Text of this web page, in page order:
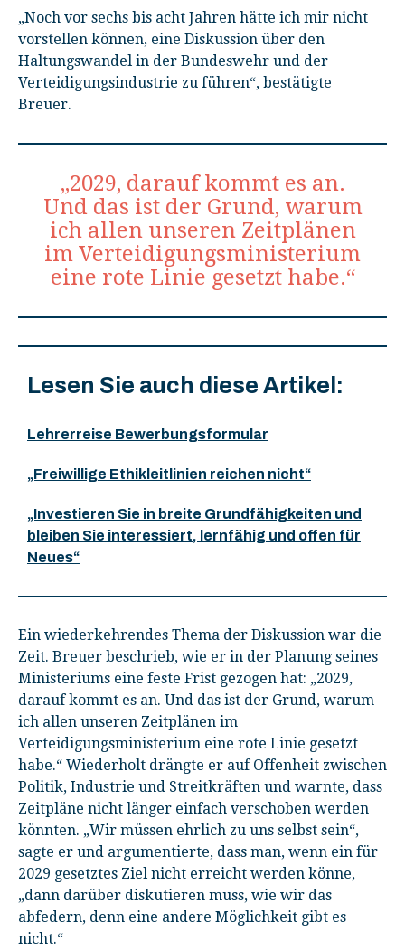
„Noch vor sechs bis acht Jahren hätte ich mir nicht
vorstellen können, eine Diskussion über den
Haltungswandel in der Bundeswehr und der
Verteidigungsindustrie zu führen“, bestätigte
Breuer.
„2029, darauf kommt es an.
Und das ist der Grund, warum
ich allen unseren Zeitplänen
im Verteidigungsministerium
eine rote Linie gesetzt habe.“
Lesen Sie auch diese Artikel:
Lehrerreise Bewerbungsformular
„Freiwillige Ethikleitlinien reichen nicht“
„Investieren Sie in breite Grundfähigkeiten und
bleiben Sie interessiert, lernfähig und offen für
Neues“
Ein wiederkehrendes Thema der Diskussion war die
Zeit. Breuer beschrieb, wie er in der Planung seines
Ministeriums eine feste Frist gezogen hat: „2029,
darauf kommt es an. Und das ist der Grund, warum
ich allen unseren Zeitplänen im
Verteidigungsministerium eine rote Linie gesetzt
habe.“ Wiederholt drängte er auf Offenheit zwischen
Politik, Industrie und Streitkräften und warnte, dass
Zeitpläne nicht länger einfach verschoben werden
könnten. „Wir müssen ehrlich zu uns selbst sein“,
sagte er und argumentierte, dass man, wenn ein für
2029 gesetztes Ziel nicht erreicht werden könne,
„dann darüber diskutieren muss, wie wir das
abfedern, denn eine andere Möglichkeit gibt es
nicht.“